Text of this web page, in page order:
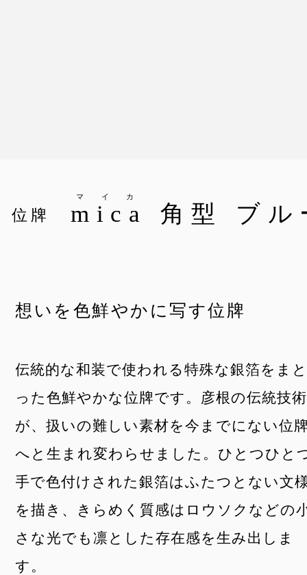
位牌 mica
マイカ
角型 ブル
想いを色鮮やかに写す位牌
伝統的な和装で使われる特殊な銀箔をま
った色鮮やかな位牌です。彦根の伝統技術
が、扱いの難しい素材を今までにない位
へと生まれ変わらせました。ひとつひと
手で色付けされた銀箔はふたつとない文
を描き、きらめく質感はロウソクなどの
さな光でも凛とした存在感を生み出しま
す。